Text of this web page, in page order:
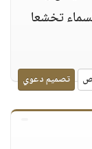
تخشعا
تصميم دعوي